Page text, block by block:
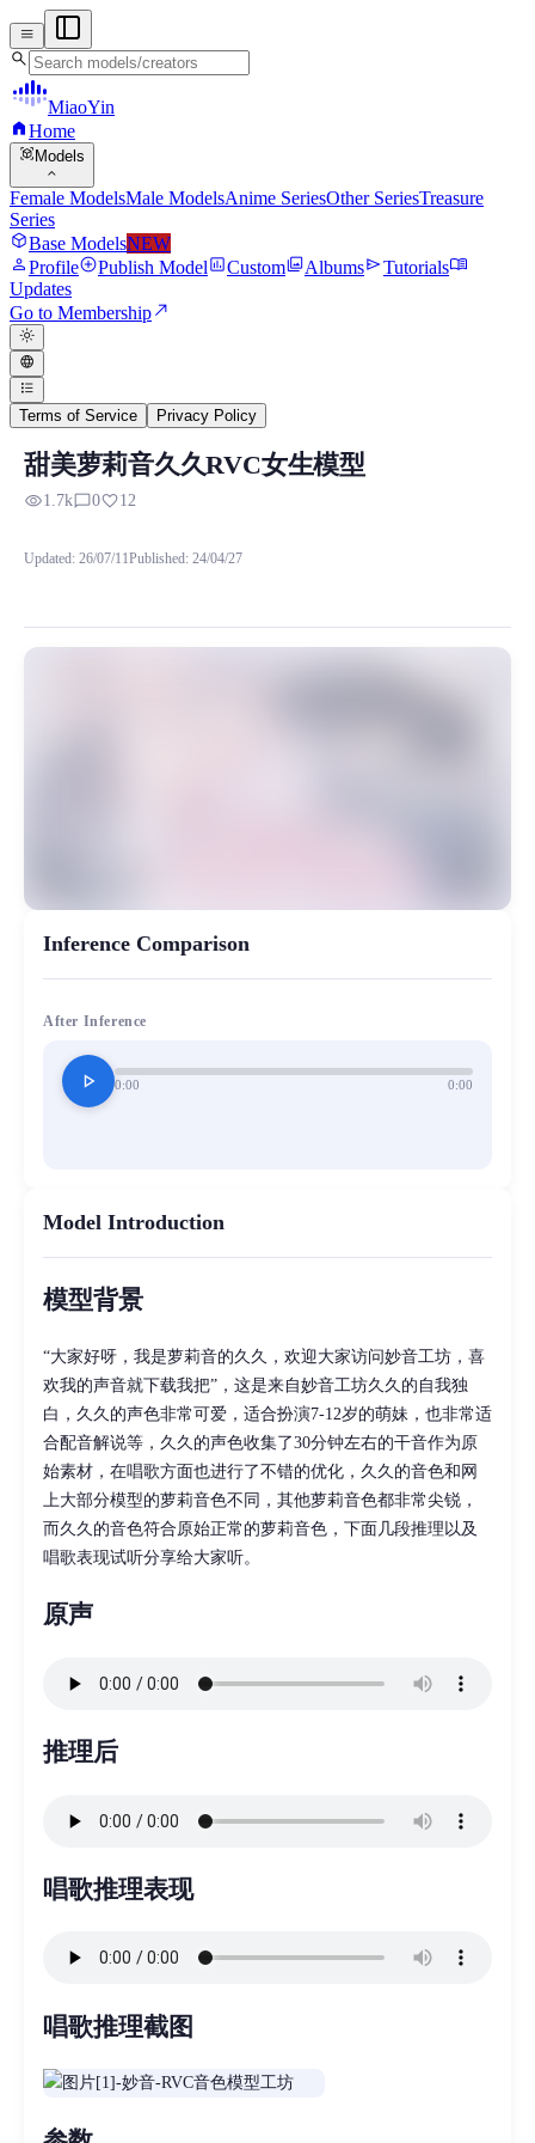
menu
search
MiaoYin
homeHome
view_in_ar Models
expand_more
Female ModelsMale ModelsAnime SeriesOther SeriesTreasure
Series
deployed_codeBase ModelsNEW
personProfileadd_circlePublish ModelassessmentCustomphoto_libraryAlbumssendTutorialsmenu_book
Updates
Go to Membershipnorth_east
light_mode
language
format_list_bulleted
Terms of Service Privacy Policy
RVC RVC Voice Model
模型背景 “大家好呀，我是萝莉音的久久，欢迎大家访问妙音
rvc, 下载, 久久, 模型, 萝莉音
甜美萝莉音久久RVC女生模型
visibility1.7kchat_bubble_outline0favorite12
Updated: 26/07/11Published: 24/04/27
Inference Comparison
After Inference
play_arrow 0:00 0:00
Model Introduction
模型背景
“大家好呀，我是萝莉音的久久，欢迎大家访问妙音工坊，喜
欢我的声音就下载我把”，这是来自妙音工坊久久的自我独
白，久久的声色非常可爱，适合扮演7-12岁的萌妹，也非常适
合配音解说等，久久的声色收集了30分钟左右的干音作为原
始素材，在唱歌方面也进行了不错的优化，久久的音色和网
上大部分模型的萝莉音色不同，其他萝莉音色都非常尖锐，
而久久的音色符合原始正常的萝莉音色，下面几段推理以及
唱歌表现试听分享给大家听。
原声
推理后
唱歌推理表现
唱歌推理截图